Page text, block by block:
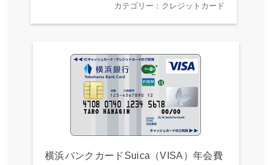
カテゴリー：クレジットカード
横浜バンクカードSuica（VISA）年会費